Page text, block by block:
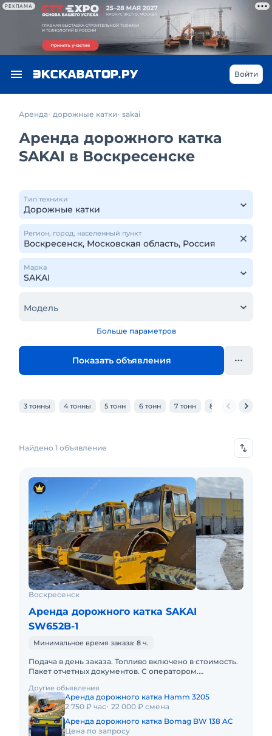
РЕКЛАМА
Войти
Аренда дорожные катки sakai
Аренда дорожного катка
SAKAI в Воскресенске
Тип техники
Регион, город, населенный пункт
Марка
Модель
Больше параметров
Показать объявления
3 тонны 4 тонны 5 тонн 6 тонн 7 тонн 8 тонн 10 тонн
Найдено 1 объявление
Воскресенск
Аренда дорожного катка SAKAI
SW652B-1
Минимальное время заказа: 8 ч.
Подача в день заказа. Топливо включено в стоимость.
Пакет отчетных документов. С оператором.
свободна.
Другие объявления
Аренда дорожного катка Hamm 3205
2 750 ₽ час 22 000 ₽ смена
Аренда дорожного катка Bomag BW 138 AC
Цена по запросу